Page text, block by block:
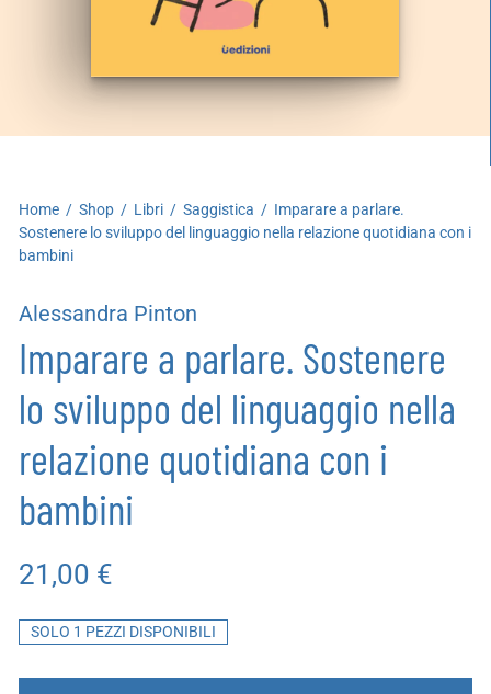
Home / Shop / Libri / Saggistica / Imparare a parlare.
Sostenere lo sviluppo del linguaggio nella relazione quotidiana con i
bambini
Alessandra Pinton
Imparare a parlare. Sostenere
lo sviluppo del linguaggio nella
relazione quotidiana con i
bambini
21,00 €
SOLO 1 PEZZI DISPONIBILI